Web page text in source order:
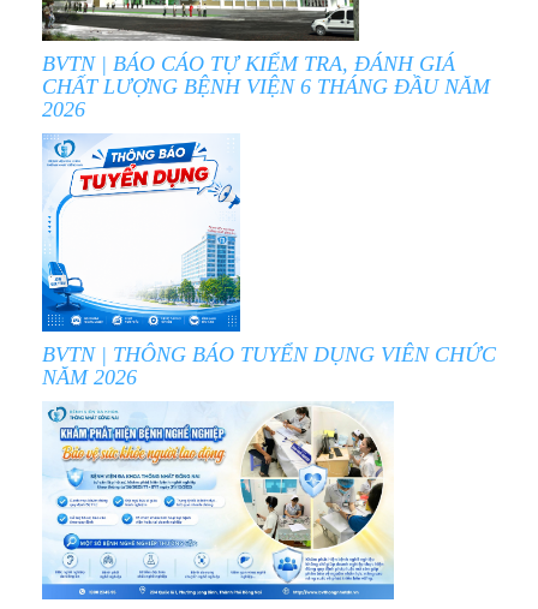
BVTN | BÁO CÁO TỰ KIỂM TRA, ĐÁNH GIÁ
CHẤT LƯỢNG BỆNH VIỆN 6 THÁNG ĐẦU NĂM
2026
BVTN | THÔNG BÁO TUYỂN DỤNG VIÊN CHỨC
NĂM 2026